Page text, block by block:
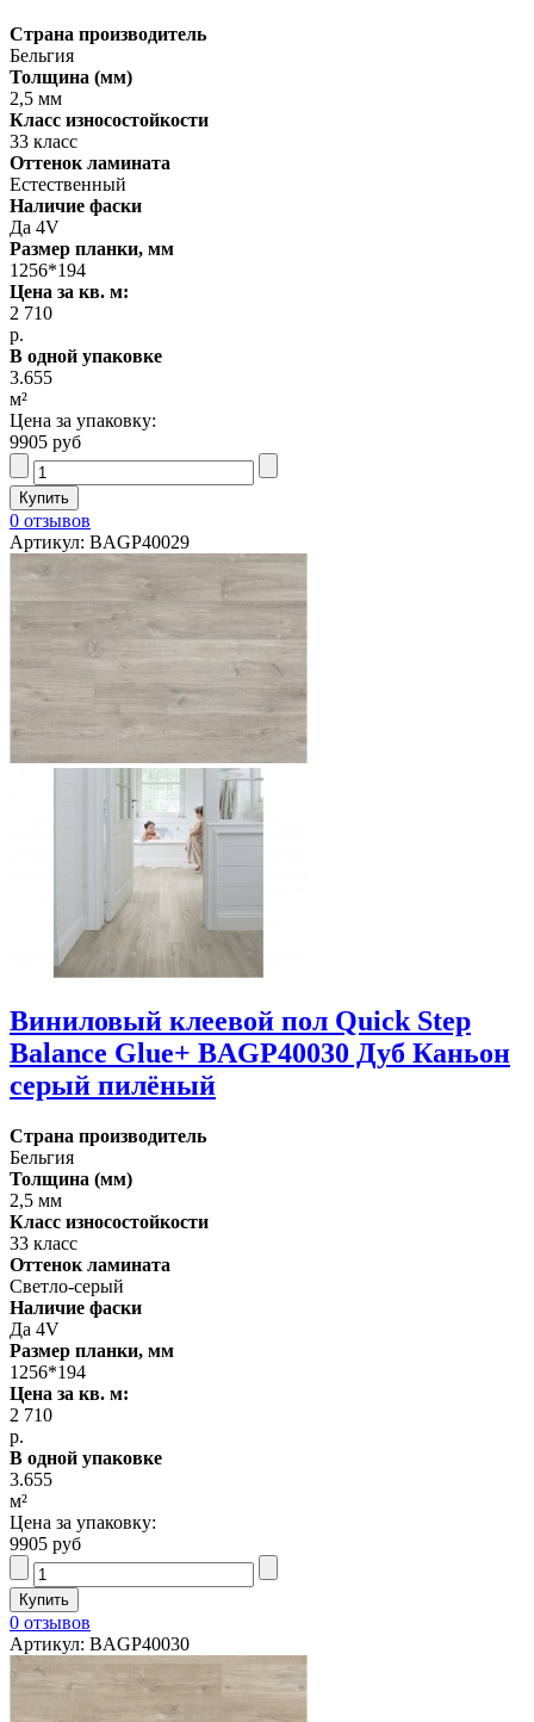
Страна производитель
Бельгия
Толщина (мм)
2,5 мм
Класс износостойкости
33 класс
Оттенок ламината
Естественный
Наличие фаски
Да 4V
Размер планки, мм
1256*194
Цена за кв. м:
2 710
р.
В одной упаковке
3.655
м²
Цена за упаковку:
9905 руб
0 отзывов
Артикул: BAGP40029
Виниловый клеевой пол Quick Step
Balance Glue+ BAGP40030 Дуб Каньон
серый пилёный
Страна производитель
Бельгия
Толщина (мм)
2,5 мм
Класс износостойкости
33 класс
Оттенок ламината
Светло-серый
Наличие фаски
Да 4V
Размер планки, мм
1256*194
Цена за кв. м:
2 710
р.
В одной упаковке
3.655
м²
Цена за упаковку:
9905 руб
0 отзывов
Артикул: BAGP40030